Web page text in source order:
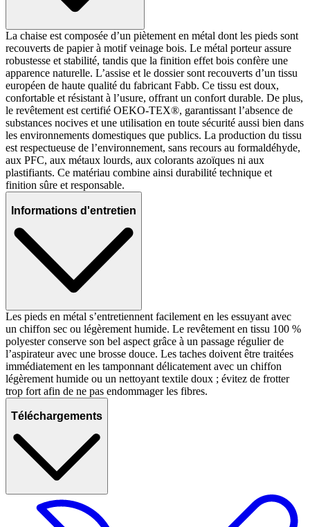
La chaise est composée d’un piètement en métal dont les pieds sont
recouverts de papier à motif veinage bois. Le métal porteur assure
robustesse et stabilité, tandis que la finition effet bois confère une
apparence naturelle. L’assise et le dossier sont recouverts d’un tissu
européen de haute qualité du fabricant Fabb. Ce tissu est doux,
confortable et résistant à l’usure, offrant un confort durable. De plus,
le revêtement est certifié OEKO-TEX®, garantissant l’absence de
substances nocives et une utilisation en toute sécurité aussi bien dans
les environnements domestiques que publics. La production du tissu
est respectueuse de l’environnement, sans recours au formaldéhyde,
aux PFC, aux métaux lourds, aux colorants azoïques ni aux
plastifiants. Ce matériau combine ainsi durabilité technique et
finition sûre et responsable.
Informations d'entretien
Les pieds en métal s’entretiennent facilement en les essuyant avec
un chiffon sec ou légèrement humide. Le revêtement en tissu 100 %
polyester conserve son bel aspect grâce à un passage régulier de
l’aspirateur avec une brosse douce. Les taches doivent être traitées
immédiatement en les tamponnant délicatement avec un chiffon
légèrement humide ou un nettoyant textile doux ; évitez de frotter
trop fort afin de ne pas endommager les fibres.
Téléchargements